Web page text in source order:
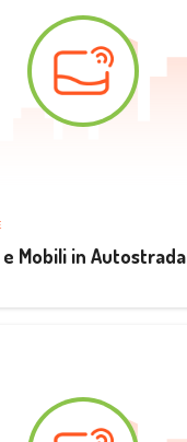
Mobili in Autostrada